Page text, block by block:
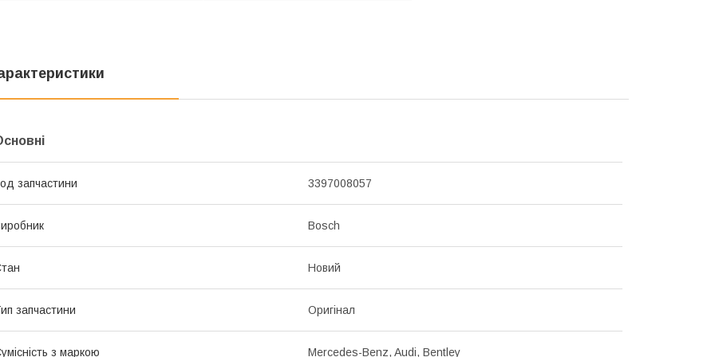
запчастини 3397008057
Bosch
Новий
запчастини Оригінал
з маркою Mercedes-Benz, Audi, Bentley